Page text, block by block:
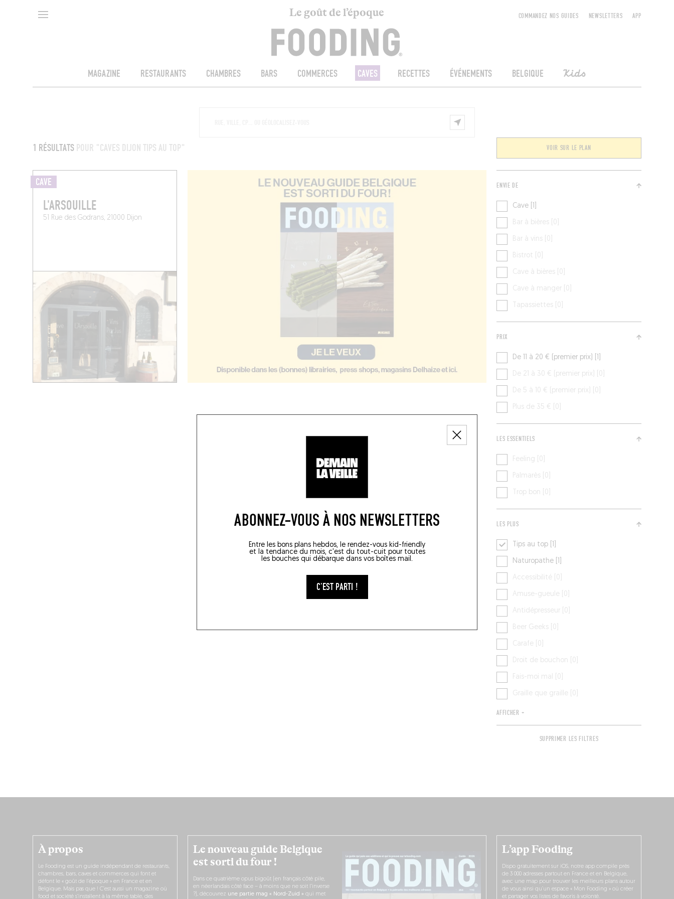
Le goût de l’époque
MAGAZINE RESTAURANTS CHAMBRES BARS COMMERCES CAVES RECETTES ÉVÉNEMENTS BELGIQUE Kids
COMMANDEZ NOS GUIDES NEWSLETTERS APP
ABONNEZ-VOUS À NOS NEWSLETTERS
Entre les bons plans hebdos, le rendez-vous kid-friendly
et la tendance du mois, c'est du tout-cuit pour toutes
les bouches qui débarque dans vos boîtes mail.
C'EST PARTI !
1 RÉSULTATS POUR "CAVES DIJON TIPS AU TOP" VOIR SUR LE PLAN
CAVE
L'ARSOUILLE
51 Rue des Godrans, 21000 Dijon
ENVIE DE
Cave [1]
Bar à bières [0]
Bar à vins [0]
Bistrot [0]
Cave à bières [0]
Cave à manger [0]
Tapassiettes [0]
PRIX
De 11 à 20 € (premier prix) [1]
De 21 à 30 € (premier prix) [0]
De 5 à 10 € (premier prix) [0]
Plus de 35 € [0]
LES ESSENTIELS
Feeling [0]
Palmarès [0]
Trop bon [0]
LES PLUS
Naturopathe [1]
Tips au top [1]
Accessibilité [0]
Amuse-gueule [0]
Antidépresseur [0]
Beer Geeks [0]
Carafe [0]
Droit de bouchon [0]
Fais-moi mal [0]
Graille que graille [0]
AFFICHER +
SUPPRIMER LES FILTRES
Le nouveau guide Belgique
est sorti du four !
Dans ce quatrième opus bigoût (en français côté pile,
en néerlandais côté face – à moins que ne soit l’inverse
?), découvrez une partie mag « Nord-Zuid » qui met
À propos
Le Fooding est un guide indépendant de restaurants,
chambres, bars, caves et commerces qui font et
défont le « goût de l’époque » en France et en
Belgique. Mais pas que ! C’est aussi un magazine où
food et société s’installent à la même table, des
L’app Fooding
Dispo gratuitement sur iOS, notre app compile près
de 3 000 adresses partout en France et en Belgique,
avec une map pour trouver les meilleurs plans autour
de vous ainsi qu’un espace « Mon Fooding » où créer
et partager vos listes de favoris à volonté.